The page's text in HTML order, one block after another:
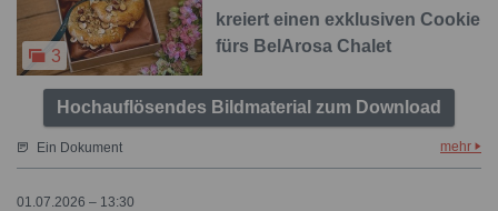
3
kreiert einen exklusiven Cookie
fürs BelArosa Chalet
Hochauflösendes Bildmaterial zum Download
Ein Dokument mehr
01.07.2026 – 13:30